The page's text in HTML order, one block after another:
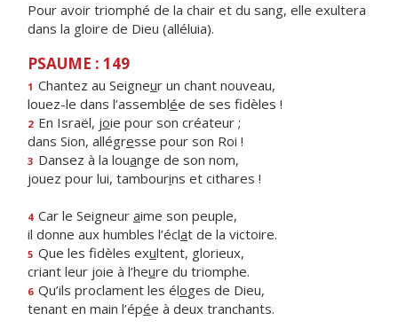
Pour avoir triomphé de la chair et du sang, elle exultera
dans la gloire de Dieu (alléluia).
PSAUME : 149
1 Chantez au Seigneur un chant nouveau,
louez-le dans l’assemblée de ses fidèles !
2 En Israël, joie pour son créateur ;
dans Sion, allégresse pour son Roi !
3 Dansez à la louange de son nom,
jouez pour lui, tambourins et cithares !
4 Car le Seigneur aime son peuple,
il donne aux humbles l’éclat de la victoire.
5 Que les fidèles exultent, glorieux,
criant leur joie à l’heure du triomphe.
6 Qu’ils proclament les éloges de Dieu,
tenant en main l’épée à deux tranchants.